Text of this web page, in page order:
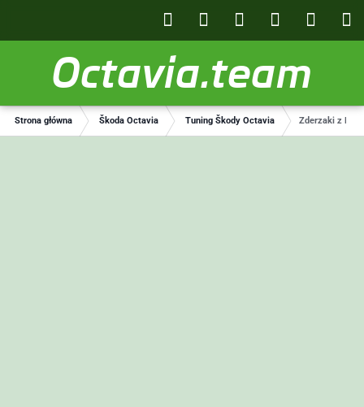
Octavia.team
Strona główna Škoda Octavia Tuning Škody Octavia Zderzaki z RS